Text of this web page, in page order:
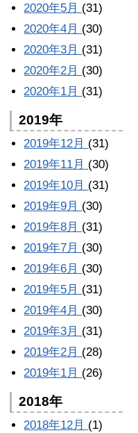
2020年5月 (31)
2020年4月 (30)
2020年3月 (31)
2020年2月 (30)
2020年1月 (31)
2019年
2019年12月 (31)
2019年11月 (30)
2019年10月 (31)
2019年9月 (30)
2019年8月 (31)
2019年7月 (30)
2019年6月 (30)
2019年5月 (31)
2019年4月 (30)
2019年3月 (31)
2019年2月 (28)
2019年1月 (26)
2018年
2018年12月 (1)